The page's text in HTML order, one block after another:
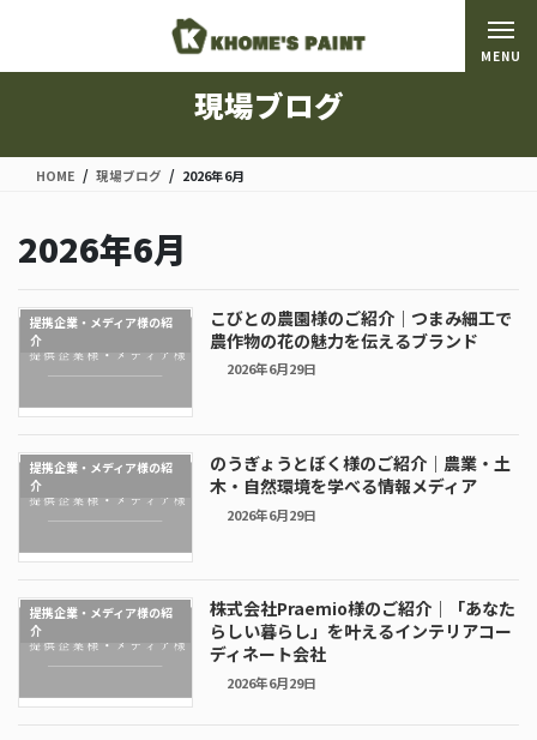
移
ン
現場ブログ
HOME 現場ブログ 2026年6月
2026年6月
提携企業・メディア様の紹
介
こびとの農園様のご紹介｜つまみ細工で
農作物の花の魅力を伝えるブランド
2026年6月29日
提携企業・メディア様の紹
介
のうぎょうとぼく様のご紹介｜農業・土
木・自然環境を学べる情報メディア
2026年6月29日
提携企業・メディア様の紹
介
株式会社Praemio様のご紹介｜「あなた
らしい暮らし」を叶えるインテリアコー
ディネート会社
2026年6月29日
MENU